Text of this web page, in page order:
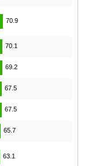
70.9
70.1
69.2
67.5
67.5
65.7
63.1